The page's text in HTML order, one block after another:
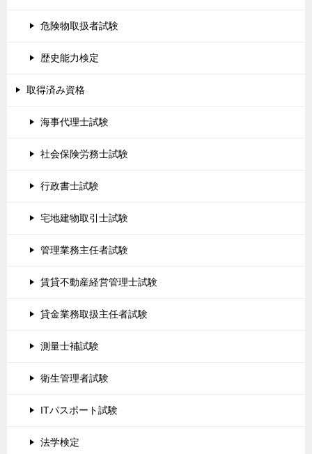
危険物取扱者試験
歴史能力検定
取得済み資格
海事代理士試験
社会保険労務士試験
行政書士試験
宅地建物取引士試験
管理業務主任者試験
賃貸不動産経営管理士試験
貸金業務取扱主任者試験
測量士補試験
衛生管理者試験
ITパスポート試験
法学検定